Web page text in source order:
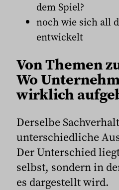
dem Spiel?
noch wie sich all
entwickelt
Von Themen
Wo
wirklich
Derselbe
unterschiedliche
Der Unterschied
selbst, sondern in
es dargestellt wird.